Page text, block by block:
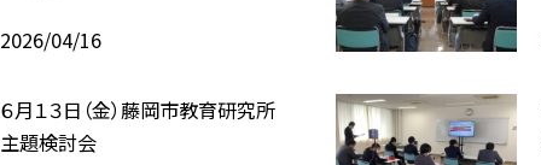
2026/04/16
６月１３日（金）藤岡市教育研究所
主題検討会